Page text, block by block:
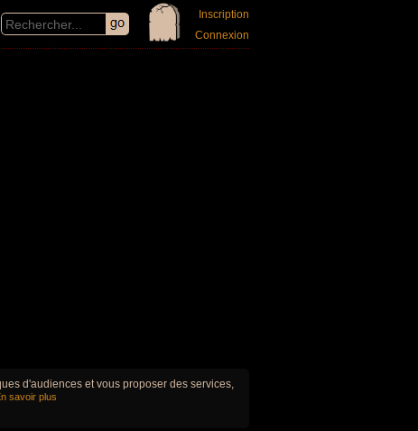
Inscription
Connexion
d'audiences et vous proposer des services,
savoir plus